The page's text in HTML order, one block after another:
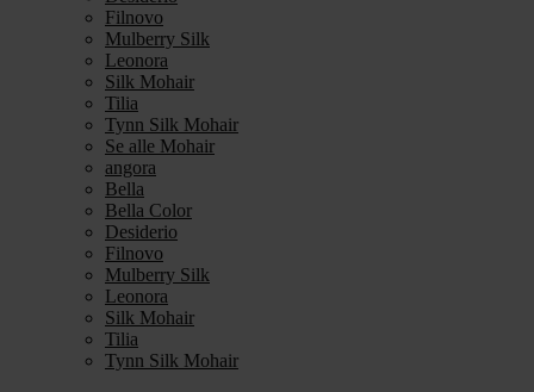
Filnovo
Mulberry Silk
Leonora
Silk Mohair
Tilia
Tynn Silk Mohair
Se alle Mohair
angora
Bella
Bella Color
Desiderio
Filnovo
Mulberry Silk
Leonora
Silk Mohair
Tilia
Tynn Silk Mohair